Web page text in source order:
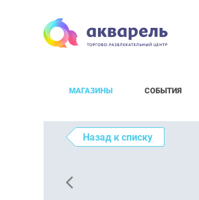
МАГАЗИНЫ СОБЫТИЯ
Назад к списку